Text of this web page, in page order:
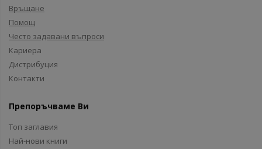
Връщане
Помощ
Често задавани въпроси
Кариера
Дистрибуция
Контакти
Препоръчваме Ви
Топ заглавия
Най-нови книги